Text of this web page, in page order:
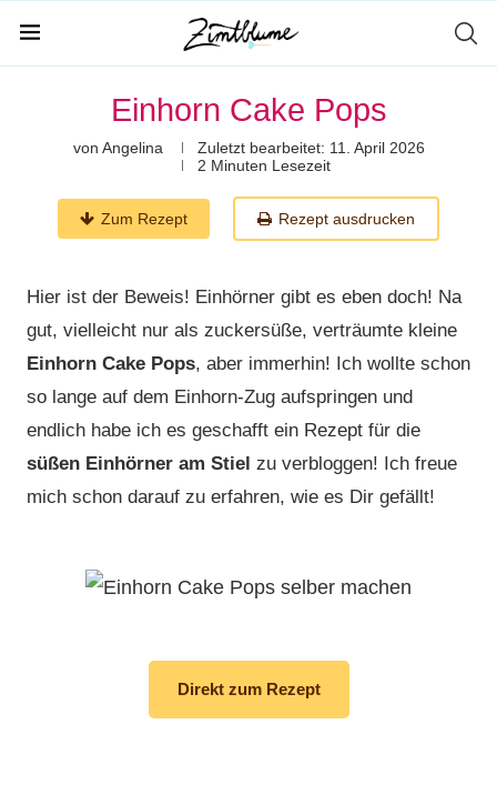
Einhorn Cake Pops
von Angelina Zuletzt bearbeitet: 11. April 2026
2 Minuten Lesezeit
Zum Rezept Rezept ausdrucken
Hier ist der Beweis! Einhörner gibt es eben doch! Na
gut, vielleicht nur als zuckersüße, verträumte kleine
Einhorn Cake Pops, aber immerhin! Ich wollte schon
so lange auf dem Einhorn-Zug aufspringen und
endlich habe ich es geschafft ein Rezept für die
süßen Einhörner am Stiel zu verbloggen! Ich freue
mich schon darauf zu erfahren, wie es Dir gefällt!
Direkt zum Rezept